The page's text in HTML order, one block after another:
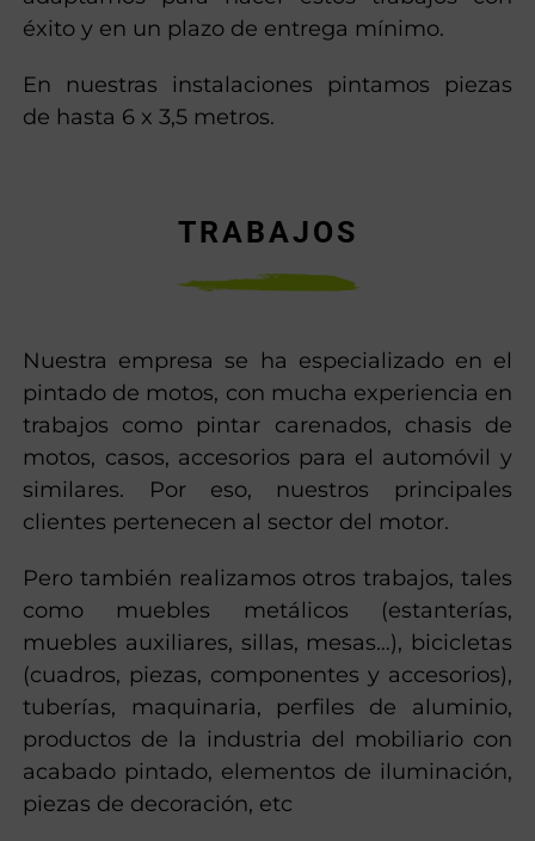
éxito y en un plazo de entrega mínimo.
En nuestras instalaciones pintamos piezas
de hasta 6 x 3,5 metros.
TRABAJOS
Nuestra empresa se ha especializado en el
pintado de motos, con mucha experiencia en
trabajos como pintar carenados, chasis de
motos, casos, accesorios para el automóvil y
similares. Por eso, nuestros principales
clientes pertenecen al sector del motor.
Pero también realizamos otros trabajos, tales
como muebles metálicos (estanterías,
muebles auxiliares, sillas, mesas…), bicicletas
(cuadros, piezas, componentes y accesorios),
tuberías, maquinaria, perfiles de aluminio,
productos de la industria del mobiliario con
acabado pintado, elementos de iluminación,
piezas de decoración, etc